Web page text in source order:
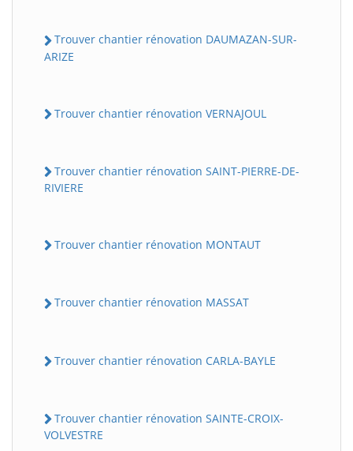
Trouver chantier rénovation DAUMAZAN-SUR-
ARIZE
Trouver chantier rénovation VERNAJOUL
Trouver chantier rénovation SAINT-PIERRE-DE-
RIVIERE
Trouver chantier rénovation MONTAUT
Trouver chantier rénovation MASSAT
Trouver chantier rénovation CARLA-BAYLE
Trouver chantier rénovation SAINTE-CROIX-
VOLVESTRE